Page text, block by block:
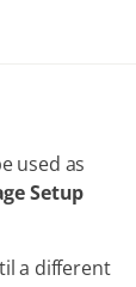
used as
Setup
a different